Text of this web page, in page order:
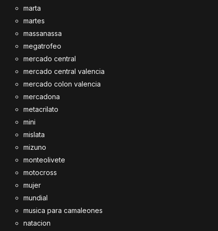
marta
martes
massanassa
megatrofeo
mercado central
mercado central valencia
mercado colon valencia
mercadona
metacrilato
mini
mislata
mizuno
monteolivete
motocross
mujer
mundial
musica para camaleones
natacion